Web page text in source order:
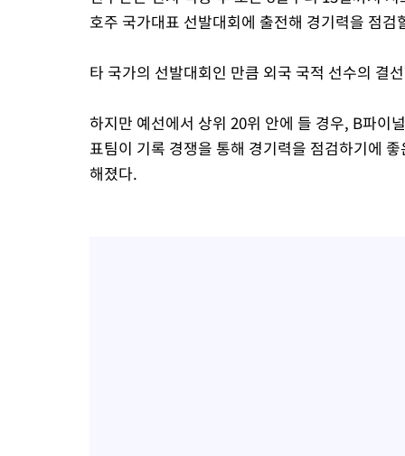
호주 국가대표 선발대회에 출전해 경기력을 점검
타 국가의 선발대회인 만큼 외국 국적 선수의 결
하지만 예선에서 상위 20위 안에 들 경우, B파이
표팀이 기록 경쟁을 통해 경기력을 점검하기에
해졌다.